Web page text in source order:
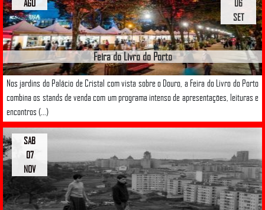
Feira do Livro do Porto
Nos jardins do Palácio de Cristal com vista sobre o Douro, a Feira do Livro do Porto
combina os stands de venda com um programa intenso de apresentações, leituras e
encontros (...)
06
SET
AGO
SAB
07
NOV